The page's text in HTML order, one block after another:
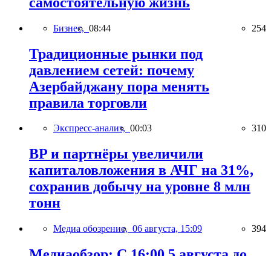
Бизнес, 08:44 254
Традиционные рынки под
давлением сетей: почему
Азербайджану пора менять
правила торговли
Экспресс-анализ, 00:03 310
BP и партнёры увеличили
капиталовложения в АЧГ на 31%,
сохранив добычу на уровне 8 млн
тонн
Медиа обозрение, 06 августа, 15:09 394